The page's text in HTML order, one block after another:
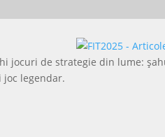
jocuri de strategie din lume:
joc legendar.